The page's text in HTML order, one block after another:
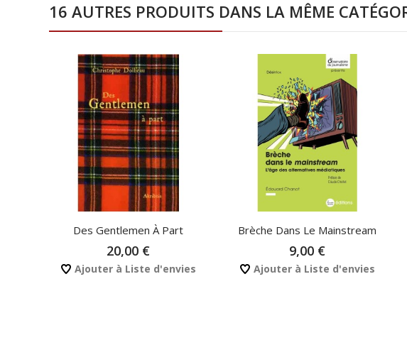
16 AUTRES PRODUITS DANS LA MÊME
Des Gentlemen À Part
20,00 €
Ajouter à Liste d'envies
Brèche Dans Le Mainstream
9,00 €
Ajouter à Liste d'envies